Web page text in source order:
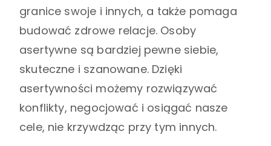
granice swoje i innych, a także pomaga
budować zdrowe relacje. Osoby
asertywne są bardziej pewne siebie,
skuteczne i szanowane. Dzięki
asertywności możemy rozwiązywać
konflikty, negocjować i osiągać nasze
cele, nie krzywdząc przy tym innych.